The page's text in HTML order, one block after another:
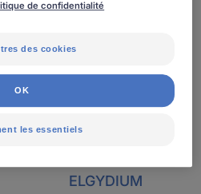
ELGYDIUM
de confidentialité
des cookies
les essentiels
OK